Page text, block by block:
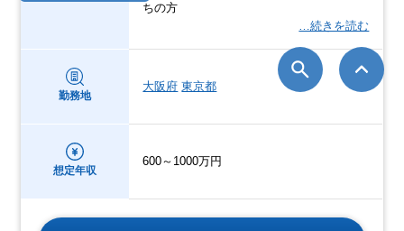
ちの方
…続きを読む
勤務地
大阪府 東京都
想定年収
600～1000万円